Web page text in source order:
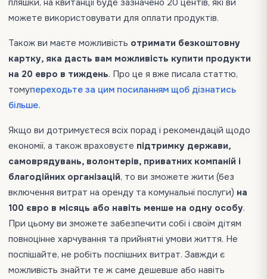
пляшки, на квитанції буде зазначено 20 центів, які ви
можете використовувати для оплати продуктів.
Також ви маєте можливість отримати безкоштовну
картку, яка дасть вам можливість купити продукти
на 20 евро в тиждень. Про це я вже писала статтю,
томупереходьте за цим посиланням щоб дізнатись
більше.
Якщо ви дотримуєтеся всіх порад і рекомендацій щодо
економії, а також враховуєте підтримку держави,
самоврядувань, волонтерів, приватних компаній і
благодійних організацій, то ви зможете жити (без
включення витрат на оренду та комунальні послуги) на
100 євро в місяць або навіть менше на одну особу.
При цьому ви зможете забезпечити собі і своїм дітям
повноцінне харчування та прийнятні умови життя. Не
поспішайте, не робіть поспішних витрат. Завжди є
можливість знайти те ж саме дешевше або навіть